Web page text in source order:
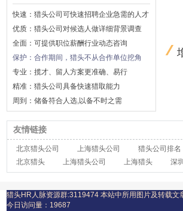
快速：猎头公司可快速招聘企业急需的人才
优质：猎头公司对候选人做详细背景调查
全面：可提供职位薪酬行业动态咨询
保护：合作期间，猎头不从合作单位挖角
专业：揽才、留人方案更准确、易行
精准：猎头公司具备快速猎取能力
周到：储备符合人选,以备不时之需
友情链接
北京猎头公司 上海猎头公司 猎头公司排名
北京猎头
上海猎头公司 上海猎头 深
猎头HR人脉资源群:3119474 本站中所用图片及转载文
今日访问量： 19687